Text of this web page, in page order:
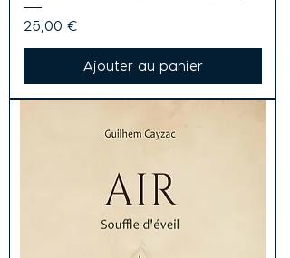
Prix
25,00 €
Ajouter au panier